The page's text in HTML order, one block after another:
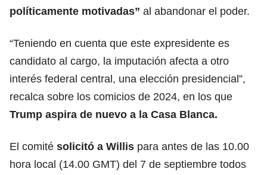
políticamente motivadas” al abandonar el poder.
“Teniendo en cuenta que este expresidente es
candidato al cargo, la imputación afecta a otro
interés federal central, una elección presidencial”,
recalca sobre los comicios de 2024, en los que
Trump aspira de nuevo a la Casa Blanca.
El comité solicitó a Willis para antes de las 10.00
hora local (14.00 GMT) del 7 de septiembre todos